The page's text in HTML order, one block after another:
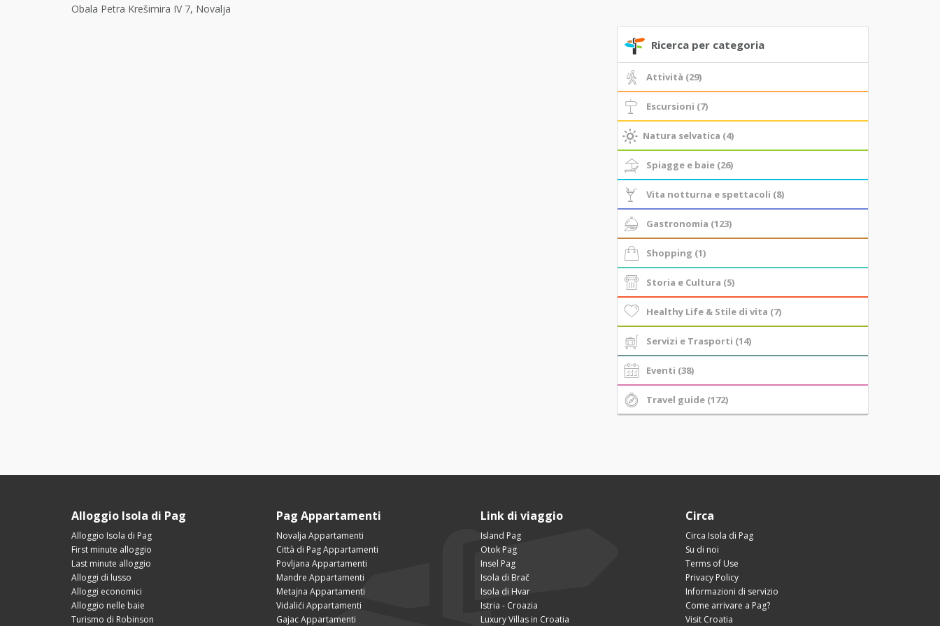
Obala Petra Krešimira IV 7, Novalja
Ricerca per categoria
Attività (29)
Escursioni (7)
Natura selvatica (4)
Spiagge e baie (26)
Vita notturna e spettacoli (8)
Gastronomia (123)
Shopping (1)
Storia e Cultura (5)
Healthy Life & Stile di vita (7)
Servizi e Trasporti (14)
Eventi (38)
Travel guide (172)
Alloggio Isola di Pag
Alloggio Isola di Pag
First minute alloggio
Last minute alloggio
Alloggi di lusso
Alloggi economici
Alloggio nelle baie
Turismo di Robinson
Pag Appartamenti
Novalja Appartamenti
Città di Pag Appartamenti
Povljana Appartamenti
Mandre Appartamenti
Metajna Appartamenti
Vidalići Appartamenti
Gajac Appartamenti
Link di viaggio
Island Pag
Otok Pag
Insel Pag
Isola di Brač
Isola di Hvar
Istria - Croazia
Luxury Villas in Croatia
Circa
Circa Isola di Pag
Su di noi
Terms of Use
Privacy Policy
Informazioni di servizio
Come arrivare a Pag?
Visit Croatia